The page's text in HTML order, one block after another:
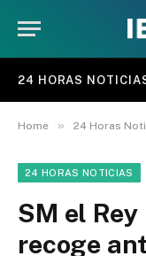
24 HORAS
Home » 24 Horas
24 HORAS NOTICIAS
SM el
recoge